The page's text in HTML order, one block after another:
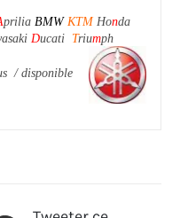
prilia BMWKTMHon da
Ducati Triumph
/ disponible
Tweeter ce